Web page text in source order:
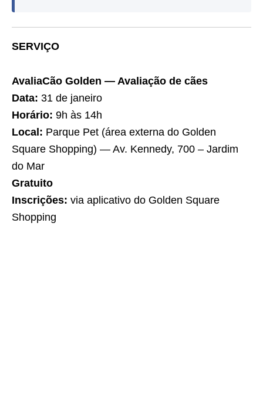
SERVIÇO
AvaliaCão Golden — Avaliação de cães
Data: 31 de janeiro
Horário: 9h às 14h
Local: Parque Pet (área externa do Golden
Square Shopping) — Av. Kennedy, 700 – Jardim
do Mar
Gratuito
Inscrições: via aplicativo do Golden Square
Shopping